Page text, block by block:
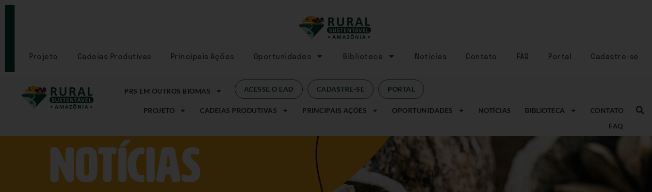
SE
Projeto Cadeias Produtivas Principais Ações Oportunidades Biblioteca Notícias Contato FAQ Portal Cadastre-se
PRS EM OUTROS BIOMAS ACESSE O EAD CADASTRE-SE PORTAL
PROJETO CADEIAS PRODUTIVAS PRINCIPAIS AÇÕES OPORTUNIDADES NOTÍCIAS BIBLIOTECA
CONTATO
FAQ
NOtícias